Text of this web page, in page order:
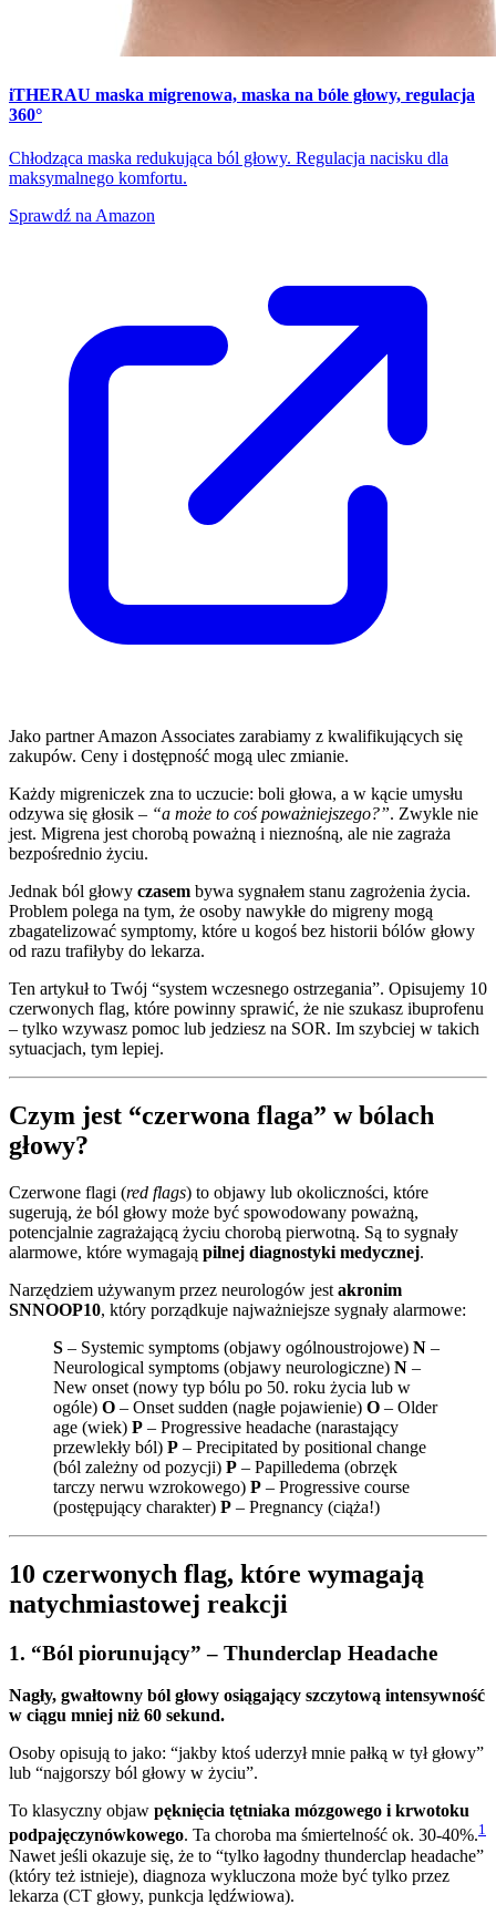
iTHERAU maska migrenowa, maska na bóle głowy, regulacja
360°
Chłodząca maska redukująca ból głowy. Regulacja nacisku dla
maksymalnego komfortu.
Sprawdź na Amazon
Jako partner Amazon Associates zarabiamy z kwalifikujących się
zakupów. Ceny i dostępność mogą ulec zmianie.
Każdy migreniczek zna to uczucie: boli głowa, a w kącie umysłu
odzywa się głosik – “a może to coś poważniejszego?”. Zwykle nie
jest. Migrena jest chorobą poważną i nieznośną, ale nie zagraża
bezpośrednio życiu.
Jednak ból głowy czasem bywa sygnałem stanu zagrożenia życia.
Problem polega na tym, że osoby nawykłe do migreny mogą
zbagatelizować symptomy, które u kogoś bez historii bólów głowy
od razu trafiłyby do lekarza.
Ten artykuł to Twój “system wczesnego ostrzegania”. Opisujemy 10
czerwonych flag, które powinny sprawić, że nie szukasz ibuprofenu
– tylko wzywasz pomoc lub jedziesz na SOR. Im szybciej w takich
sytuacjach, tym lepiej.
Czym jest “czerwona flaga” w bólach
głowy?
Czerwone flagi (red flags) to objawy lub okoliczności, które
sugerują, że ból głowy może być spowodowany poważną,
potencjalnie zagrażającą życiu chorobą pierwotną. Są to sygnały
alarmowe, które wymagają pilnej diagnostyki medycznej.
Narzędziem używanym przez neurologów jest akronim
SNNOOP10, który porządkuje najważniejsze sygnały alarmowe:
S – Systemic symptoms (objawy ogólnoustrojowe) N –
Neurological symptoms (objawy neurologiczne) N –
New onset (nowy typ bólu po 50. roku życia lub w
ogóle) O – Onset sudden (nagłe pojawienie) O – Older
age (wiek) P – Progressive headache (narastający
przewlekły ból) P – Precipitated by positional change
(ból zależny od pozycji) P – Papilledema (obrzęk
tarczy nerwu wzrokowego) P – Progressive course
(postępujący charakter) P – Pregnancy (ciąża!)
10 czerwonych flag, które wymagają
natychmiastowej reakcji
1. “Ból piorunujący” – Thunderclap Headache
Nagły, gwałtowny ból głowy osiągający szczytową intensywność
w ciągu mniej niż 60 sekund.
Osoby opisują to jako: “jakby ktoś uderzył mnie pałką w tył głowy”
lub “najgorszy ból głowy w życiu”.
To klasyczny objaw pęknięcia tętniaka mózgowego i krwotoku
podpajęczynówkowego. Ta choroba ma śmiertelność ok. 30-40%.1
Nawet jeśli okazuje się, że to “tylko łagodny thunderclap headache”
(który też istnieje), diagnoza wykluczona może być tylko przez
lekarza (CT głowy, punkcja lędźwiowa).